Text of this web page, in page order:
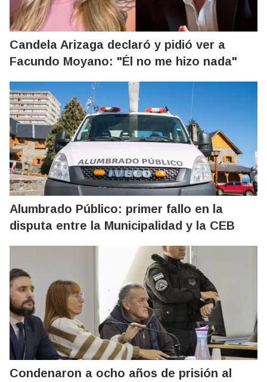
Candela Arizaga declaró y pidió ver a
Facundo Moyano: "Él no me hizo nada"
Alumbrado Público: primer fallo en la
disputa entre la Municipalidad y la CEB
Condenaron a ocho años de prisión al